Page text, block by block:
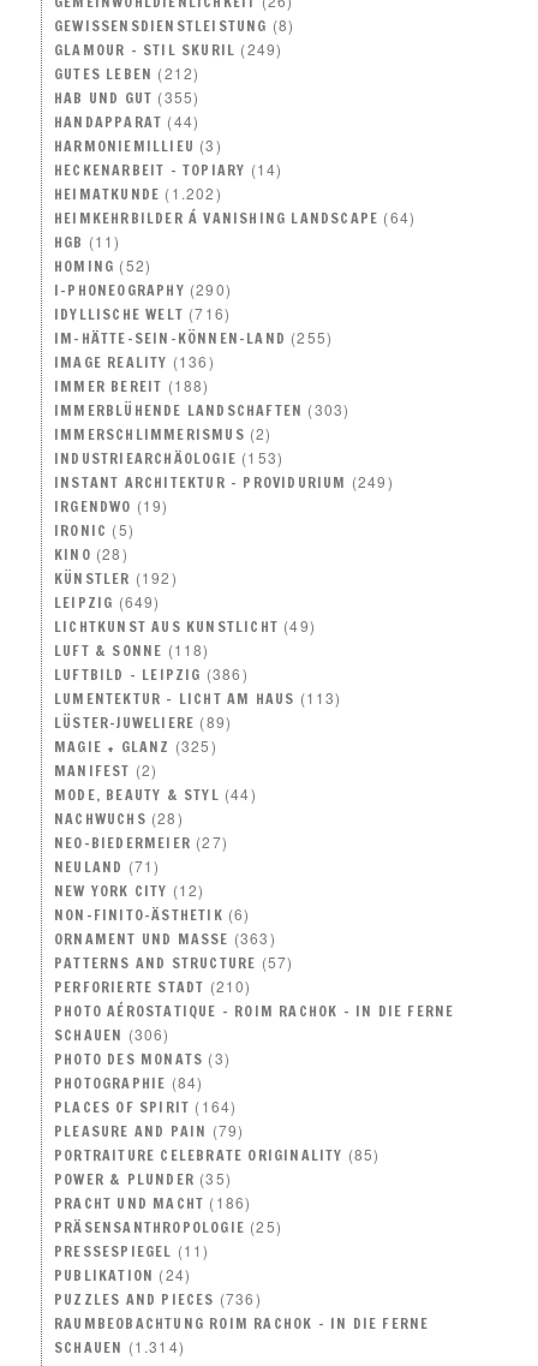
GEWISSENSDIENSTLEISTUNG (8)
GLAMOUR – STIL SKURIL (249)
GUTES LEBEN (212)
HAB UND GUT (355)
HANDAPPARAT (44)
HARMONIEMILLIEU (3)
HECKENARBEIT – TOPIARY (14)
HEIMATKUNDE (1.202)
HEIMKEHRBILDER Á VANISHING LANDSCAPE (64)
HGB (11)
HOMING (52)
I-PHONEOGRAPHY (290)
IDYLLISCHE WELT (716)
IM-HÄTTE-SEIN-KÖNNEN-LAND (255)
IMAGE REALITY (136)
IMMER BEREIT (188)
IMMERBLÜHENDE LANDSCHAFTEN (303)
IMMERSCHLIMMERISMUS (2)
INDUSTRIEARCHÄOLOGIE (153)
INSTANT ARCHITEKTUR – PROVIDURIUM (249)
IRGENDWO (19)
IRONIC (5)
KINO (28)
KÜNSTLER (192)
LEIPZIG (649)
LICHTKUNST AUS KUNSTLICHT (49)
LUFT & SONNE (118)
LUFTBILD – LEIPZIG (386)
LUMENTEKTUR – LICHT AM HAUS (113)
LÜSTER-JUWELIERE (89)
MAGIE + GLANZ (325)
MANIFEST (2)
MODE, BEAUTY & STYL (44)
NACHWUCHS (28)
NEO–BIEDERMEIER (27)
NEULAND (71)
NEW YORK CITY (12)
NON-FINITO-ÄSTHETIK (6)
ORNAMENT UND MASSE (363)
PATTERNS AND STRUCTURE (57)
PERFORIERTE STADT (210)
PHOTO AÉROSTATIQUE – ROIM RACHOK – IN DIE FERNE
SCHAUEN (306)
PHOTO DES MONATS (3)
PHOTOGRAPHIE (84)
PLACES OF SPIRIT (164)
PLEASURE AND PAIN (79)
PORTRAITURE CELEBRATE ORIGINALITY (85)
POWER & PLUNDER (35)
PRACHT UND MACHT (186)
PRÄSENSANTHROPOLOGIE (25)
PRESSESPIEGEL (11)
PUBLIKATION (24)
PUZZLES AND PIECES (736)
RAUMBEOBACHTUNG ROIM RACHOK – IN DIE FERNE
SCHAUEN (1.314)